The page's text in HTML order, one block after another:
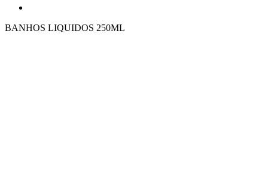
BANHOS LIQUIDOS 250ML